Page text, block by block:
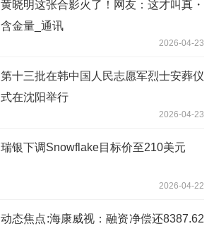
黄晓明这张合影火了！网友：这才叫真・
含金量_通讯
2026-04-23
第十三批在韩中国人民志愿军烈士安葬仪
式在沈阳举行
2026-04-23
瑞银下调Snowflake目标价至210美元
2026-04-22
动态焦点:海康威视：融资净偿还8387.62